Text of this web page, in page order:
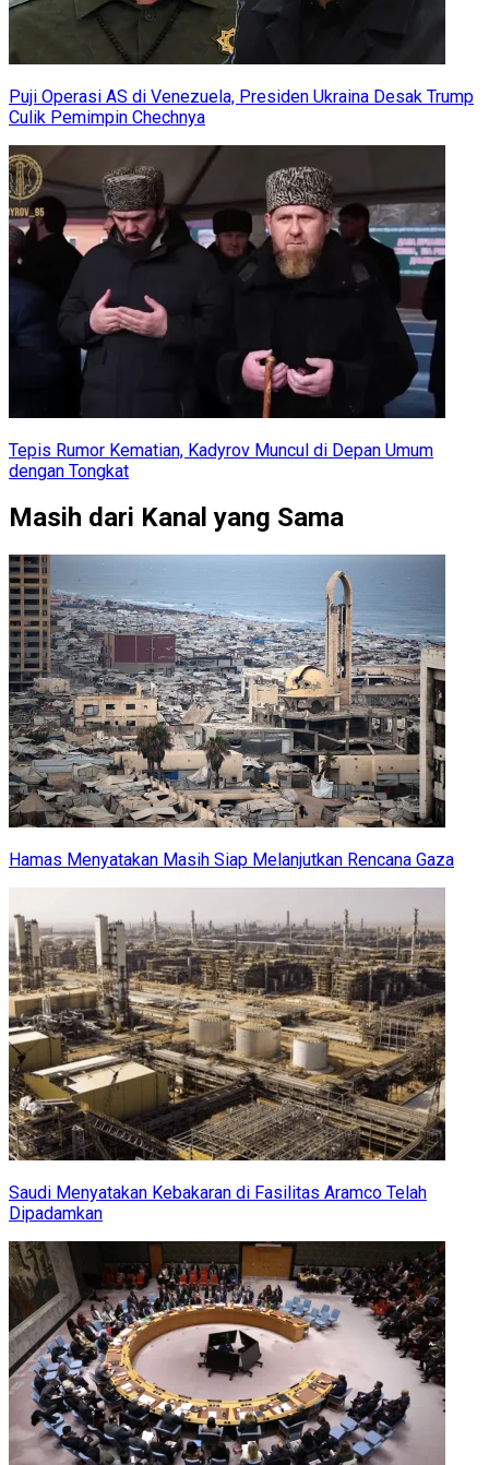
Puji Operasi AS di Venezuela, Presiden Ukraina Desak Trump
Culik Pemimpin Chechnya
Tepis Rumor Kematian, Kadyrov Muncul di Depan Umum
dengan Tongkat
Masih dari Kanal yang Sama
Hamas Menyatakan Masih Siap Melanjutkan Rencana Gaza
Saudi Menyatakan Kebakaran di Fasilitas Aramco Telah
Dipadamkan